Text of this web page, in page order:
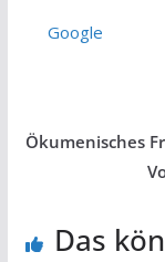
Google
Ökumenisches
Das